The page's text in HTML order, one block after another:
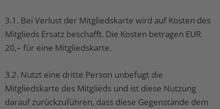
3.1. Bei Verlust der Mitgliedskarte wird auf Kosten des
Mitglieds Ersatz beschafft. Die Kosten betragen EUR
20,– für eine Mitgliedskarte.
3.2. Nutzt eine dritte Person unbefugt die
Mitgliedskarte des Mitglieds und ist diese Nutzung
darauf zurückzuführen, dass diese Gegenstände dem